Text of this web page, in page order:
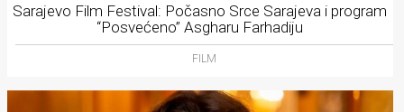
Sarajevo Film Festival: Počasno Srce Sarajeva i program
“Posvećeno” Asgharu Farhadiju
FILM